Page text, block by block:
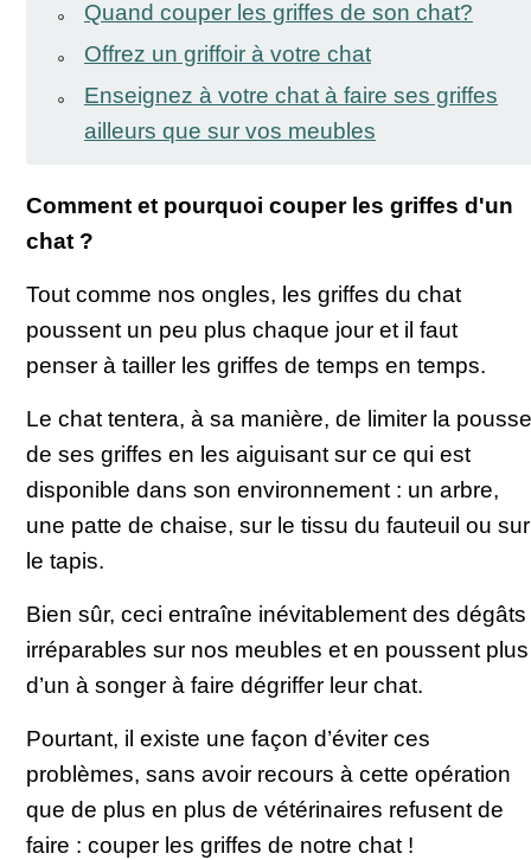
Quand couper les griffes de son chat?
Offrez un griffoir à votre chat
Enseignez à votre chat à faire ses griffes
ailleurs que sur vos meubles
Comment et pourquoi couper les griffes d'un
chat ?
Tout comme nos ongles, les griffes du chat
poussent un peu plus chaque jour et il faut
penser à tailler les griffes de temps en temps.
Le chat tentera, à sa manière, de limiter la pousse
de ses griffes en les aiguisant sur ce qui est
disponible dans son environnement : un arbre,
une patte de chaise, sur le tissu du fauteuil ou sur
le tapis.
Bien sûr, ceci entraîne inévitablement des dégâts
irréparables sur nos meubles et en poussent plus
d’un à songer à faire dégriffer leur chat.
Pourtant, il existe une façon d’éviter ces
problèmes, sans avoir recours à cette opération
que de plus en plus de vétérinaires refusent de
faire : couper les griffes de notre chat !